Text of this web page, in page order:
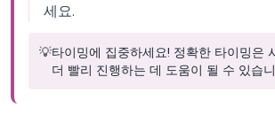
세요.
💡타이밍에 집중하세요! 정확한 타이밍은
더 빨리 진행하는 데 도움이 될 수 있습